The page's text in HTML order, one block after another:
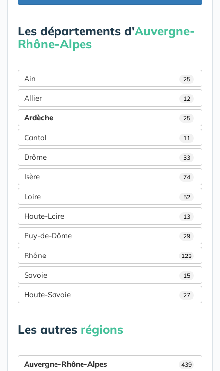
Les départements d'Auvergne-
Rhône-Alpes
Ain 25
Allier 12
Ardèche 25
Cantal 11
Drôme 33
Isère 74
Loire 52
Haute-Loire 13
Puy-de-Dôme 29
Rhône 123
Savoie 15
Haute-Savoie 27
Les autres régions
Auvergne-Rhône-Alpes 439